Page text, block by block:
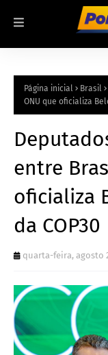
Página inicial Brasil
ONU que oficializa
entre
oficializa
da COP30
quarta-feira, agosto